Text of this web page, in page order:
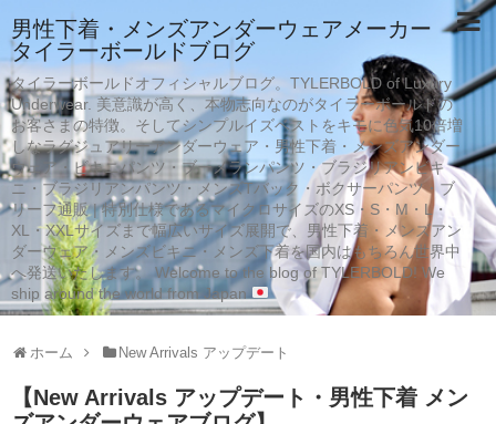
男性下着・メンズアンダーウェアメーカー
タイラーボールドブログ
タイラーボールドオフィシャルブログ。TYLERBOLD of Luxury
Underwear. 美意識が高く、本物志向なのがタイラーボールドの
お客さまの特徴。そしてシンプルイズベストをキモに色気10倍増
しなラグジュアリーアンダーウェア・男性下着・メンズアンダー
ウェア・ビキニパンツ・ブーメランパンツ・ブラジリアンビキ
ニ・ブラジリアンパンツ・メンズTバック・ボクサーパンツ・ブ
リーフ通販 | 特別仕様であるマイクロサイズのXS・S・M・L・
XL・XXLサイズまで幅広いサイズ展開で、男性下着・メンズアン
ダーウェア・メンズビキニ・メンズ下着を国内はもちろん世界中
へ発送いたします。 Welcome to the blog of TYLERBOLD! We
ship around the world from Japan
ホーム New Arrivals アップデート
【New Arrivals アップデート・男性下着 メン